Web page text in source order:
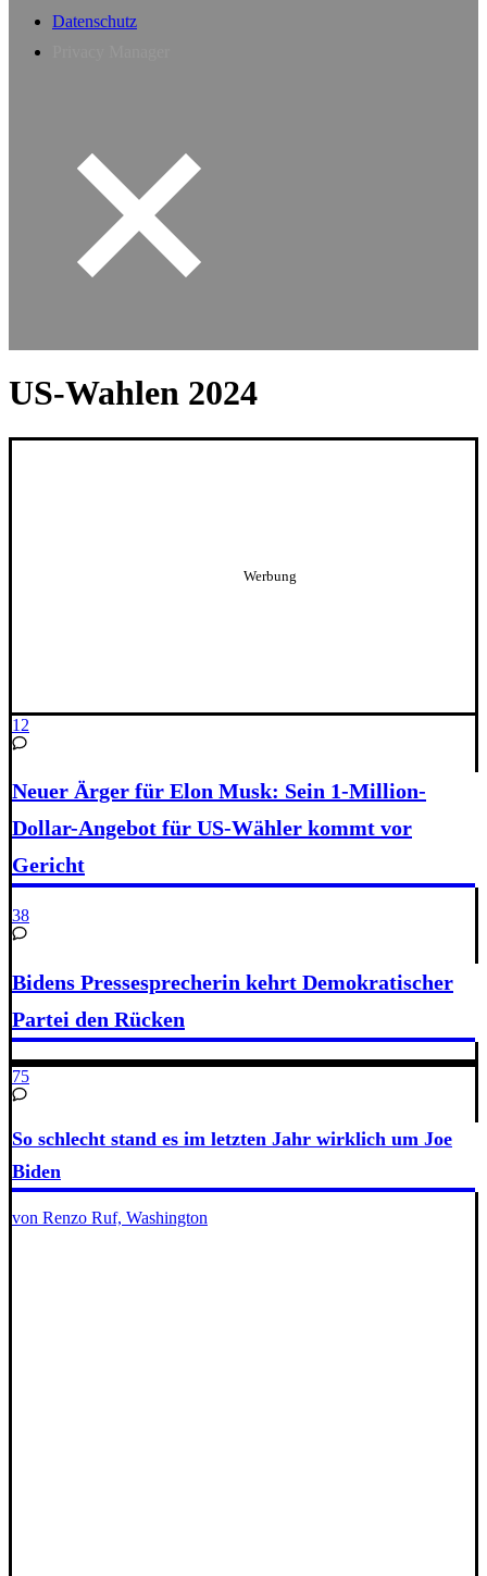
Datenschutz
US-Wahlen 2024
12
Neuer Ärger für Elon Musk: Sein 1-Million-
Dollar-Angebot für US-Wähler kommt vor
Gericht
38
Bidens Pressesprecherin kehrt Demokratischer
Partei den Rücken
75
So schlecht stand es im letzten Jahr wirklich um Joe
Biden
von Renzo Ruf, Washington